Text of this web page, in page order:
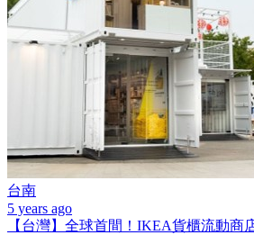
台南
5 years ago
【台灣】全球首間！IKEA貨櫃流動商